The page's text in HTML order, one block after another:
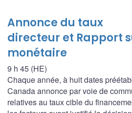
Annonce du taux
directeur et Rapport
monétaire
9 h 45 (HE)
Chaque année, à huit dates
Canada annonce par voie de
relatives au taux cible du